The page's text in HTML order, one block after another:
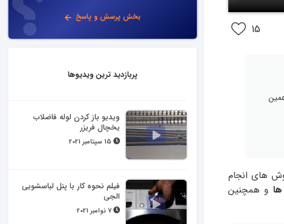
15
های انجام
و همچنین
بخش پرسش و پاسخ
پربازدید ترین ویدیوها
ویدیو باز کردن لوله فاضلاب
یخچال فریزر
فیلم نحوه کار با پنل لباسشویی
الجی